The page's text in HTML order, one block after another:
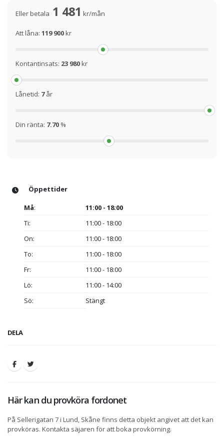
Eller betala 1 481 kr/mån
Att låna: 119 900kr
Kontantinsats: 23 980kr
Lånetid: 7år
Din ränta: 7.70 %
Öppettider
Må:
11:00 - 18:00
Ti:
11:00 - 18:00
On:
11:00 - 18:00
To:
11:00 - 18:00
Fr:
11:00 - 18:00
Lö:
11:00 - 14:00
Sö:
Stängt
DELA
Här kan du provköra fordonet
På Sellerigatan 7 i Lund, Skåne finns detta objekt angivet att det kan
provköras. Kontakta säjaren för att boka provkörning.